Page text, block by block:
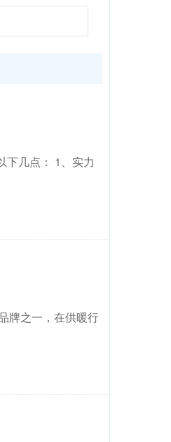
下几点： 1、实力
牌之一，在供暖行